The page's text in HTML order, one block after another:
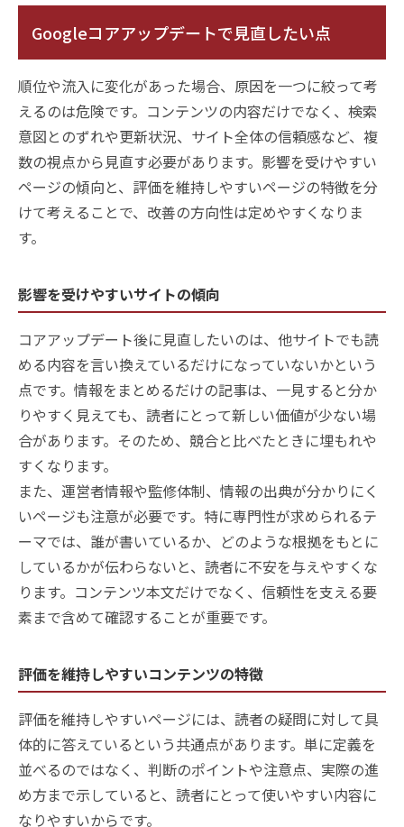
Googleコアアップデートで見直したい点
順位や流入に変化があった場合、原因を一つに絞って考
えるのは危険です。コンテンツの内容だけでなく、検索
意図とのずれや更新状況、サイト全体の信頼感など、複
数の視点から見直す必要があります。影響を受けやすい
ページの傾向と、評価を維持しやすいページの特徴を分
けて考えることで、改善の方向性は定めやすくなりま
す。
影響を受けやすいサイトの傾向
コアアップデート後に見直したいのは、他サイトでも読
める内容を言い換えているだけになっていないかという
点です。情報をまとめるだけの記事は、一見すると分か
りやすく見えても、読者にとって新しい価値が少ない場
合があります。そのため、競合と比べたときに埋もれや
すくなります。
また、運営者情報や監修体制、情報の出典が分かりにく
いページも注意が必要です。特に専門性が求められるテ
ーマでは、誰が書いているか、どのような根拠をもとに
しているかが伝わらないと、読者に不安を与えやすくな
ります。コンテンツ本文だけでなく、信頼性を支える要
素まで含めて確認することが重要です。
評価を維持しやすいコンテンツの特徴
評価を維持しやすいページには、読者の疑問に対して具
体的に答えているという共通点があります。単に定義を
並べるのではなく、判断のポイントや注意点、実際の進
め方まで示していると、読者にとって使いやすい内容に
なりやすいからです。